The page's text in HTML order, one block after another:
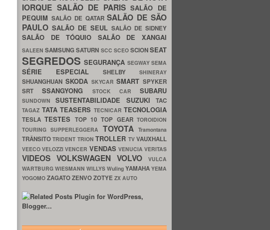
IORQUE SALÃO DE PARISSALÃO DE
PEQUIM SALÃO DE QATARSALÃO DE SÃO
PAULO SALÃO DE SEUL SALÃO DE SIDNEY
SALÃO DE TÓQUIO SALÃO DE XANGAI
SALEENSAMSUNGSATURN SCC SCEO SCIONSEAT
SEGREDOSSEGURANÇA SEGWAYSEMA
SÉRIE ESPECIAL SHELBY SHINERAY
SHUANGHUAN SKODA SKYCARSMART SPYKER
SRTSSANGYONG STOCK CAR SUBARU
SUNDOWNSUSTENTABILIDADE SUZUKITAC
TAGAZ TATA TEASERS TECNICAR TECNOLOGIA
TESLATESTES TOP 10TOP GEARTOROIDION
TOURING SUPPERLEGGERA TOYOTATramontana
TRÂNSITOTRIDENT TRIONTROLLER TVVAUXHALL
VEECOVELOZZIVENCER VENDAS VENUCIAVERITAS
VIDEOS VOLKSWAGEN VOLVO
VULCA
WARTBURG WIESMANN WILLYS Wuling YAMAHA YEMA
YOGOMO ZAGATOZENVOZOTYE ZX AUTO